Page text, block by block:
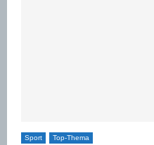
Sport Top-Thema